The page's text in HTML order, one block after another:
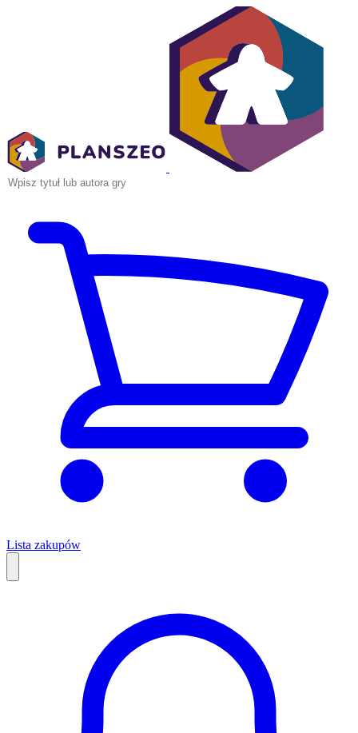
Lista zakupów